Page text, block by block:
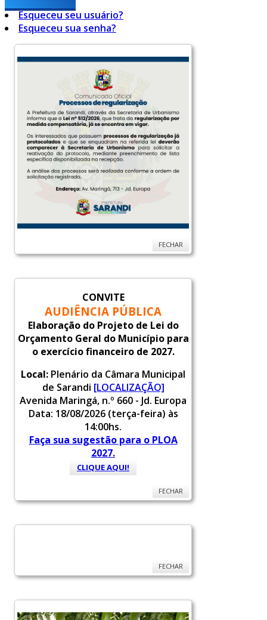
Esqueceu seu usuário?
Esqueceu sua senha?
FECHAR
CONVITE
AUDIÊNCIA PÚBLICA
Elaboração do Projeto de Lei do
Orçamento Geral do Município para
o exercício financeiro de 2027.
Local: Plenário da Câmara Municipal
de Sarandi [LOCALIZAÇÃO]
Avenida Maringá, n.º 660 - Jd. Europa
Data: 18/08/2026 (terça-feira) às
14:00hs.
Faça sua sugestão para o PLOA
2027.
CLIQUE AQUI!
FECHAR
FECHAR